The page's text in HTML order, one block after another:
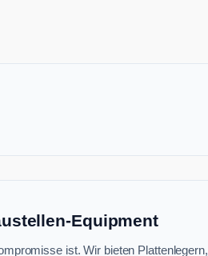
Equipment
ist. Wir bieten Plattenlegern,